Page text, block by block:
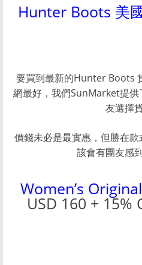
Hunter Boots 美
要買到最新的Hunter Boots
網最好，我們SunMarket提
友選擇貨
價錢未必是最實惠，但勝在
該會有團友感
Women’s
USD 160 + 15%